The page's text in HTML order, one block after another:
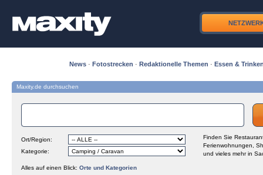
News · Fotostrecken · Redaktionelle Themen · Essen &
Maxity.de durchsuchen
Ort/Region:
Kategorie:
Finden Sie
Ferienwohnungen,
und vieles mehr in
Alles auf einen Blick: Orte und Kategorien